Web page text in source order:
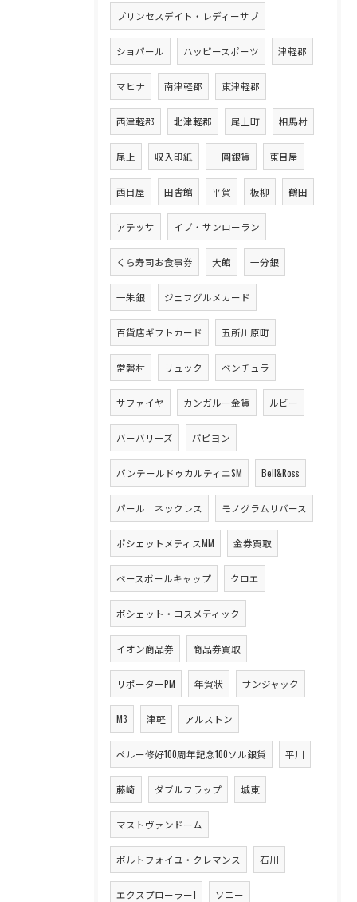
プリンセスデイト・レディーサブ
ショパール ハッピースポーツ 津軽郡
マヒナ 南津軽郡 東津軽郡
西津軽郡 北津軽郡 尾上町 相馬村
尾上 収入印紙 一圓銀貨 東目屋
西目屋 田舎館 平賀 板柳 鶴田
アテッサ イブ・サンローラン
くら寿司お食事券 大館 一分銀
一朱銀 ジェフグルメカード
百貨店ギフトカード 五所川原町
常磐村 リュック ベンチュラ
サファイヤ カンガルー金貨 ルビー
バーバリーズ パピヨン
パンテールドゥカルティエSM Bell&Ross
パール ネックレス モノグラムリバース
ポシェットメティスMM 金券買取
ベースボールキャップ クロエ
ポシェット・コスメティック
イオン商品券 商品券買取
リポーターPM 年賀状 サンジャック
M3 津軽 アルストン
ペルー修好100周年記念100ソル銀貨 平川
藤崎 ダブルフラップ 城東
マストヴァンドーム
ポルトフォイユ・クレマンス 石川
エクスプローラー1 ソニー